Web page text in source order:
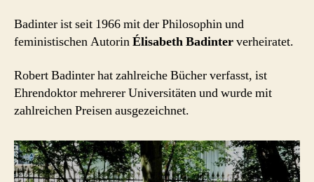
Badinter ist seit 1966 mit der Philosophin und
feministischen AutorinÉlisabeth Badinterverheiratet.
Robert Badinter hat zahlreiche Bücher verfasst, ist
Ehrendoktor mehrerer Universitäten und wurde mit
zahlreichen Preisen ausgezeichnet.